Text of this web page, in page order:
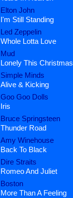
Elton John
I'm Still Standing
Led Zeppelin
Whole Lotta Love
Mud
Lonely This Christmas
Simple Minds
Alive & Kicking
Goo Goo Dolls
Iris
Bruce Springsteen
Thunder Road
Amy Winehouse
Back To Black
Dire Straits
Romeo And Juliet
Boston
More Than A Feeling